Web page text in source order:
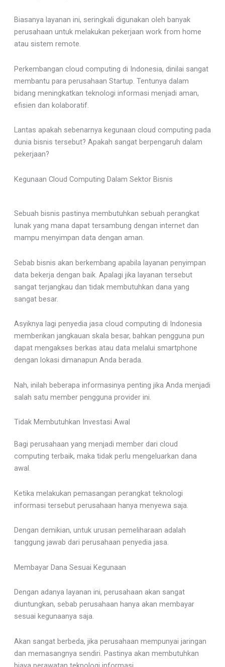
Biasanya layanan ini, seringkali digunakan oleh banyak
perusahaan untuk melakukan pekerjaan work from home
atau sistem remote.
Perkembangan cloud computing di Indonesia, dinilai sangat
membantu para perusahaan Startup. Tentunya dalam
bidang meningkatkan teknologi informasi menjadi aman,
efisien dan kolaboratif.
Lantas apakah sebenarnya kegunaan cloud computing pada
dunia bisnis tersebut? Apakah sangat berpengaruh dalam
pekerjaan?
Kegunaan Cloud Computing Dalam Sektor Bisnis
Sebuah bisnis pastinya membutuhkan sebuah perangkat
lunak yang mana dapat tersambung dengan internet dan
mampu menyimpan data dengan aman.
Sebab bisnis akan berkembang apabila layanan penyimpan
data bekerja dengan baik. Apalagi jika layanan tersebut
sangat terjangkau dan tidak membutuhkan dana yang
sangat besar.
Asyiknya lagi penyedia jasa cloud computing di Indonesia
memberikan jangkauan skala besar, bahkan pengguna pun
dapat mengakses berkas atau data melalui smartphone
dengan lokasi dimanapun Anda berada.
Nah, inilah beberapa informasinya penting jika Anda menjadi
salah satu member pengguna provider ini.
Tidak Membutuhkan Investasi Awal
Bagi perusahaan yang menjadi member dari cloud
computing terbaik, maka tidak perlu mengeluarkan dana
awal.
Ketika melakukan pemasangan perangkat teknologi
informasi tersebut perusahaan hanya menyewa saja.
Dengan demikian, untuk urusan pemeliharaan adalah
tanggung jawab dari perusahaan penyedia jasa.
Membayar Dana Sesuai Kegunaan
Dengan adanya layanan ini, perusahaan akan sangat
diuntungkan, sebab perusahaan hanya akan membayar
sesuai kegunaanya saja.
Akan sangat berbeda, jika perusahaan mempunyai jaringan
dan memasangnya sendiri. Pastinya akan membutuhkan